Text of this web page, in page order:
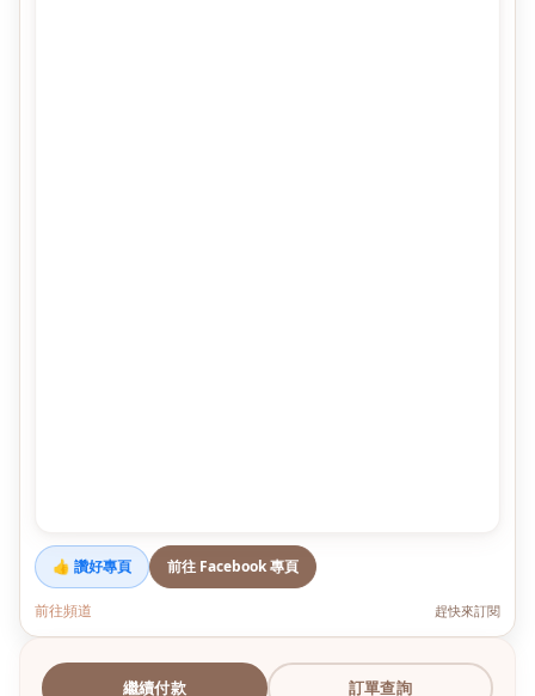
👍 讚好專頁 前往 Facebook 專頁
前往頻道 趕快來訂閱
繼續付款 訂單查詢